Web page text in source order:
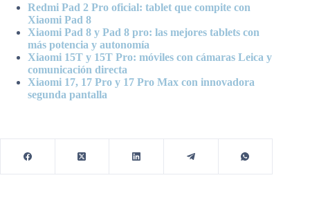
Redmi Pad 2 Pro oficial: tablet que compite con
Xiaomi Pad 8
Xiaomi Pad 8 y Pad 8 pro: las mejores tablets con
más potencia y autonomía
Xiaomi 15T y 15T Pro: móviles con cámaras Leica y
comunicación directa
Xiaomi 17, 17 Pro y 17 Pro Max con innovadora
segunda pantalla